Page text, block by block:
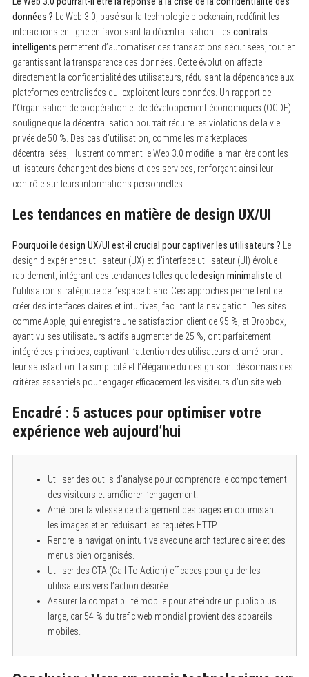
données ? Le Web 3.0, basé sur la technologie blockchain, redéfinit les
interactions en ligne en favorisant la décentralisation. Les contrats
intelligents permettent d’automatiser des transactions sécurisées, tout en
garantissant la transparence des données. Cette évolution affecte
directement la confidentialité des utilisateurs, réduisant la dépendance aux
plateformes centralisées qui exploitent leurs données. Un rapport de
l’Organisation de coopération et de développement économiques (OCDE)
souligne que la décentralisation pourrait réduire les violations de la vie
privée de 50 %. Des cas d’utilisation, comme les marketplaces
décentralisées, illustrent comment le Web 3.0 modifie la manière dont les
utilisateurs échangent des biens et des services, renforçant ainsi leur
contrôle sur leurs informations personnelles.
Les tendances en matière de design UX/UI
Pourquoi le design UX/UI est-il crucial pour captiver les utilisateurs ? Le
design d’expérience utilisateur (UX) et d’interface utilisateur (UI) évolue
rapidement, intégrant des tendances telles que ledesign minimaliste et
l’utilisation stratégique de l’espace blanc. Ces approches permettent de
créer des interfaces claires et intuitives, facilitant la navigation. Des sites
comme Apple, qui enregistre une satisfaction client de 95 %, et Dropbox,
ayant vu ses utilisateurs actifs augmenter de 25 %, ont parfaitement
intégré ces principes, captivant l’attention des utilisateurs et améliorant
leur satisfaction. La simplicité et l’élégance du design sont désormais des
critères essentiels pour engager efficacement les visiteurs d’un site web.
Encadré : 5 astuces pour optimiser votre
expérience web aujourd’hui
Utiliser des outils d’analyse pour comprendre le comportement
des visiteurs et améliorer l’engagement.
Améliorer la vitesse de chargement des pages en optimisant
les images et en réduisant les requêtes HTTP.
Rendre la navigation intuitive avec une architecture claire et des
menus bien organisés.
Utiliser des CTA (Call To Action) efficaces pour guider les
utilisateurs vers l’action désirée.
Assurer la compatibilité mobile pour atteindre un public plus
large, car 54 % du trafic web mondial provient des appareils
mobiles.
a
r
h
f
: